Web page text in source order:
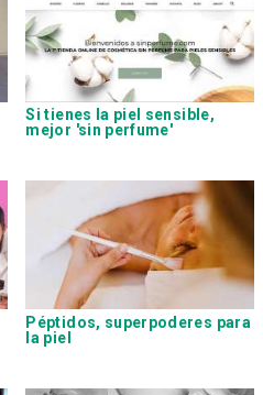
Si tienes la piel sensible,
mejor 'sin perfume'
Péptidos, superpoderes para
la piel